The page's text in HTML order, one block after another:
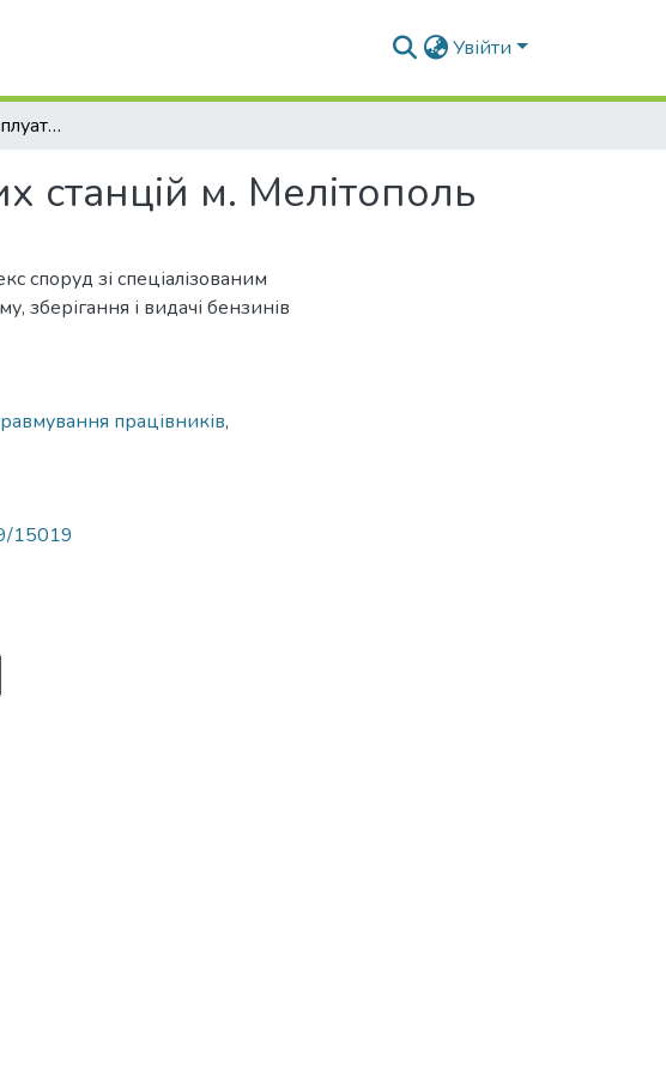
Увійти
Оцінка ризику експлуатації автозаправних станцій м. Мелітополь
станцій м. Мелітополь
споруд зі спеціалізованим
зберігання і видачі бензинів
працівників,
15019